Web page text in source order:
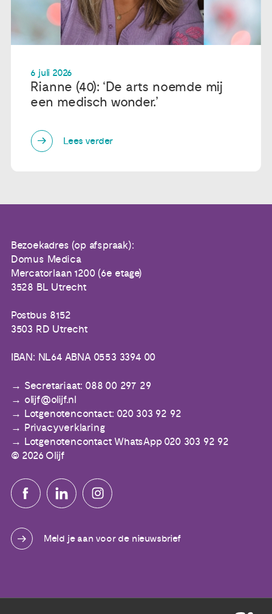
6 juli 2026
Rianne (40): ‘De arts noemde mij
een medisch wonder.’
Lees verder
Bezoekadres (op afspraak):
Domus Medica
Mercatorlaan 1200 (6e etage)
3528 BL Utrecht
Postbus 8152
3503 RD Utrecht
IBAN: NL64 ABNA 0553 3394 00
Secretariaat: 088 00 297 29
olijf@olijf.nl
Lotgenotencontact: 020 303 92 92
Privacyverklaring
Lotgenotencontact WhatsApp 020 303 92 92
© 2026 Olijf
Meld je aan voor de nieuwsbrief